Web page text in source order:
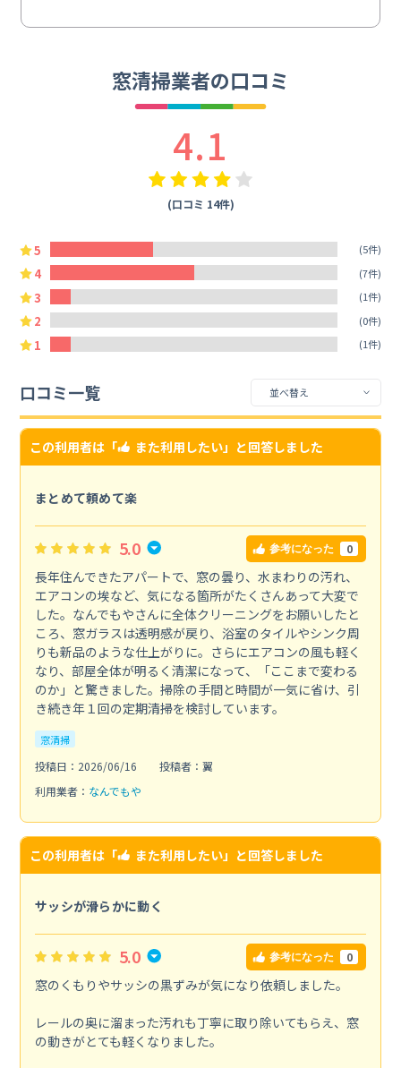
窓清掃業者の口コミ
4.1
(口コミ 14件)
5 (5件)
4 (7件)
3 (1件)
2 (0件)
1 (1件)
口コミ一覧
この利用者は「 また利用したい」と回答しました
まとめて頼めて楽
5.0 参考になった 0
長年住んできたアパートで、窓の曇り、水まわりの汚れ、
エアコンの埃など、気になる箇所がたくさんあって大変で
した。なんでもやさんに全体クリーニングをお願いしたと
ころ、窓ガラスは透明感が戻り、浴室のタイルやシンク周
りも新品のような仕上がりに。さらにエアコンの風も軽く
なり、部屋全体が明るく清潔になって、「ここまで変わる
のか」と驚きました。掃除の手間と時間が一気に省け、引
き続き年１回の定期清掃を検討しています。
窓清掃
投稿日：2026/06/16
投稿者：翼
利用業者： なんでもや
この利用者は「 また利用したい」と回答しました
サッシが滑らかに動く
5.0 参考になった 0
窓のくもりやサッシの黒ずみが気になり依頼しました。
レールの奥に溜まった汚れも丁寧に取り除いてもらえ、窓
の動きがとても軽くなりました。